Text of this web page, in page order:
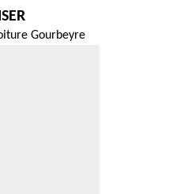
Gourbeyre